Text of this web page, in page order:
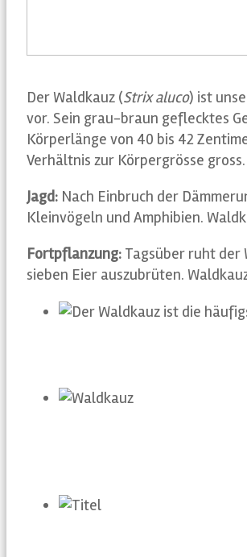
Der Waldkauz (Strix aluco) ist
vor. Sein grau-braun geflecktes
Körperlänge von 40 bis 42
Verhältnis zur Körpergrösse gross.
Jagd: Nach Einbruch der
Kleinvögeln und Amphi­bien.
Fortpflanzung: Tagsüber ruht der
sieben Eier auszubrüten.